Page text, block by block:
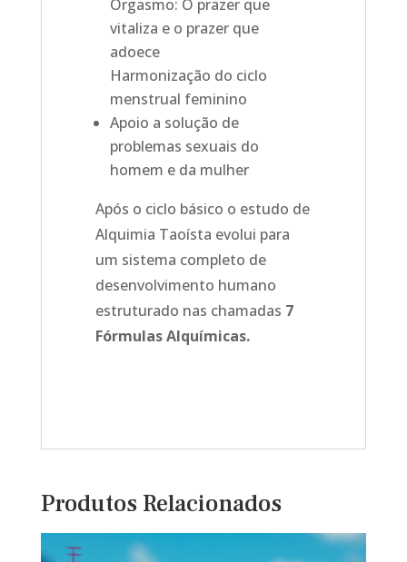
Orgasmo: O prazer que
vitaliza e o prazer que
adoece
Harmonização do ciclo
menstrual feminino
Apoio a solução de
problemas sexuais do
homem e da mulher
Após o ciclo básico o estudo de
Alquimia Taoísta evolui para
um sistema completo de
desenvolvimento humano
estruturado nas chamadas 7
Fórmulas Alquímicas.
Produtos Relacionados